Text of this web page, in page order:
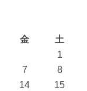
金 土
1
7
8
14
15